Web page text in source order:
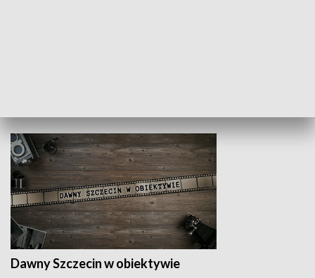
Dawny Szczecin w obiektywie